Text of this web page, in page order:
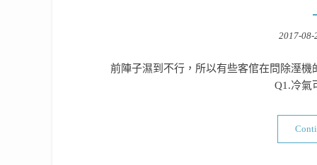
Posted
2017-08-
前陣子濕到不行，所以有些客倌在問除溼
Q1.冷氣